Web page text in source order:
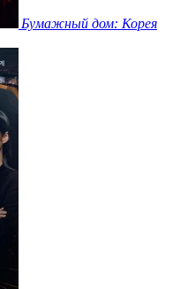
Бумажный дом: Корея